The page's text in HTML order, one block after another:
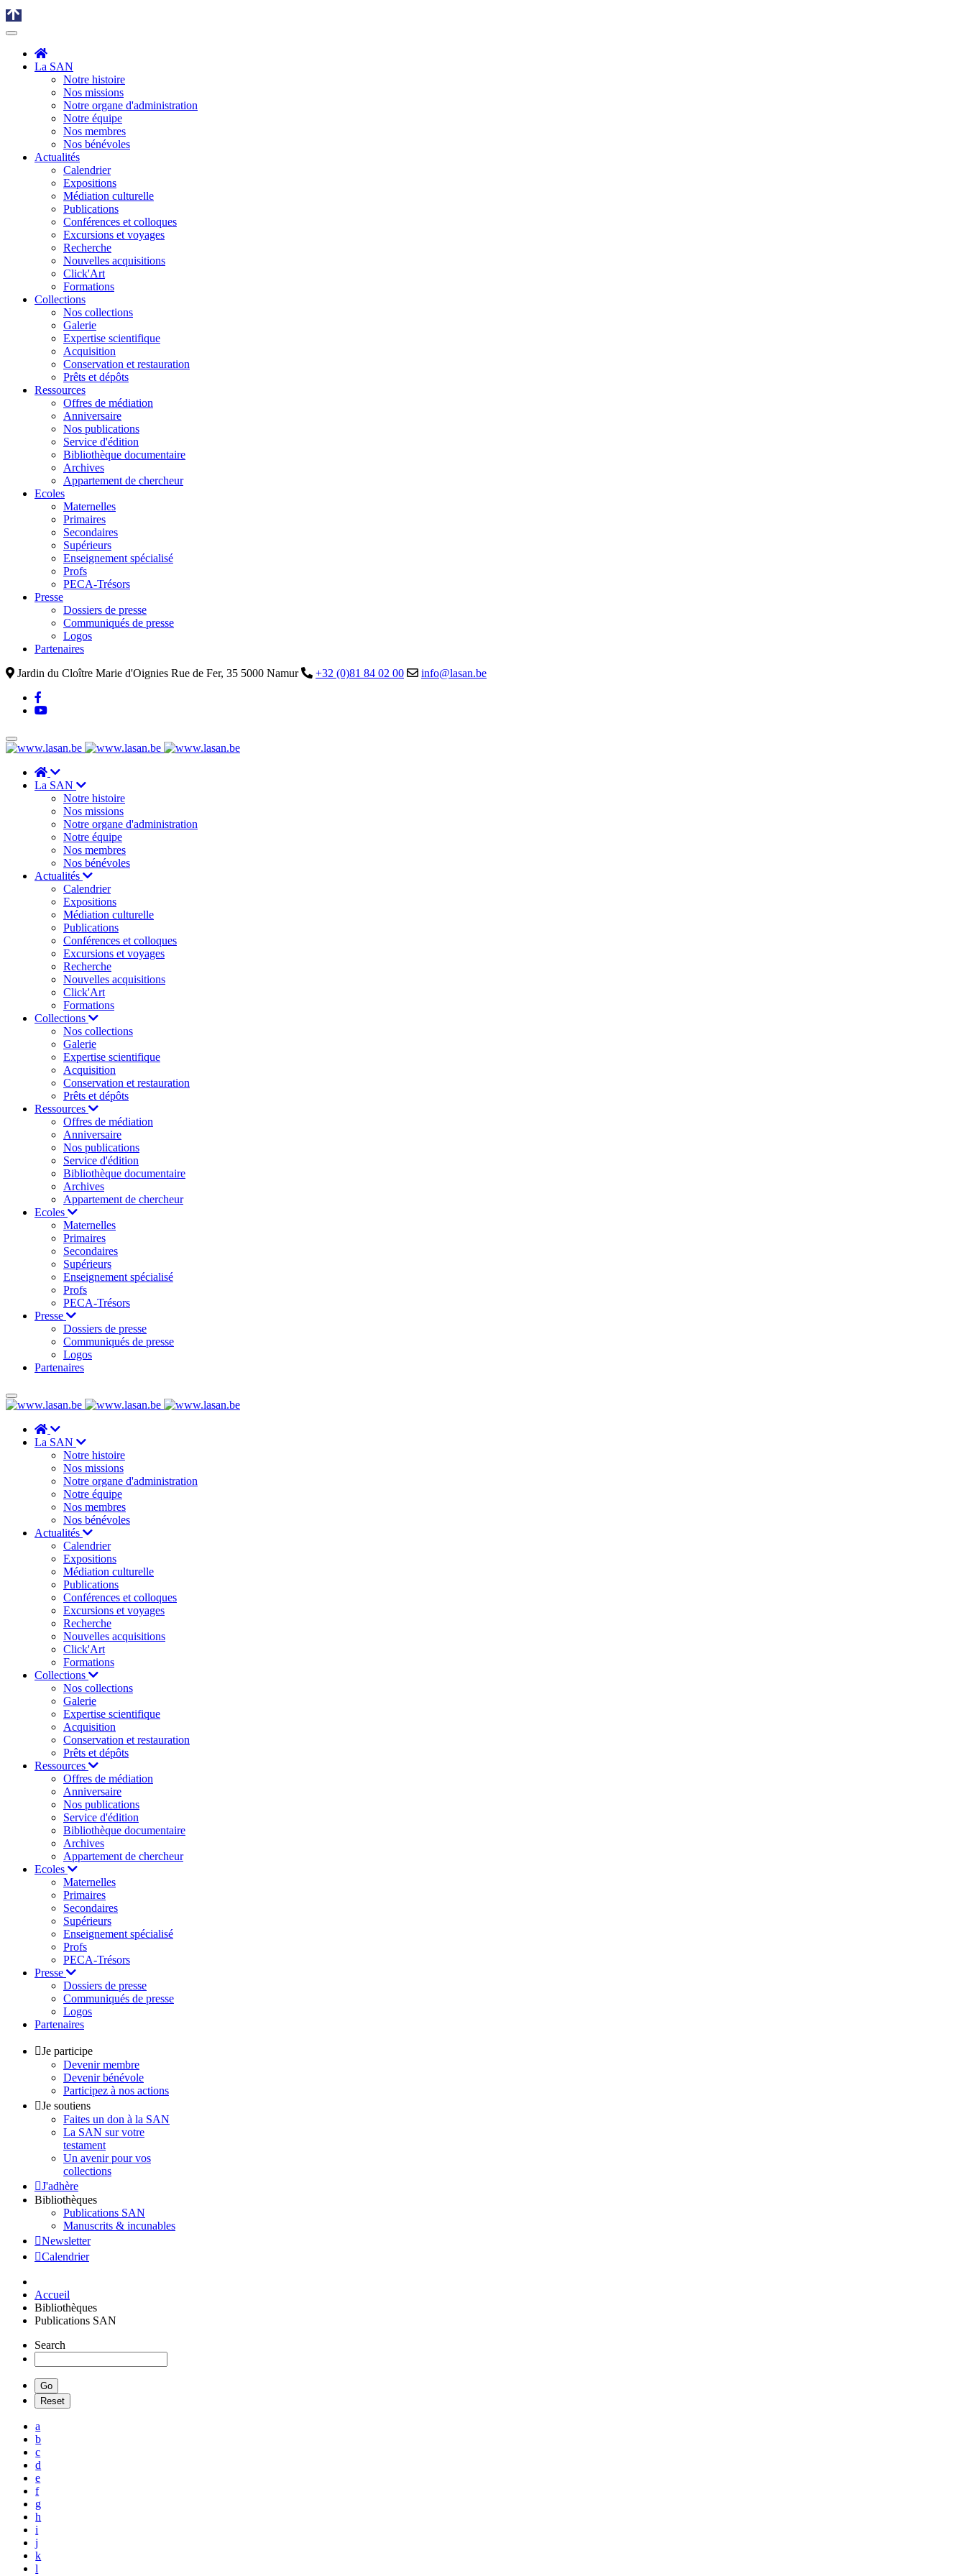
La SAN
Notre histoire
Nos missions
Notre organe d'administration
Notre équipe
Nos membres
Nos bénévoles
Actualités
Calendrier
Expositions
Médiation culturelle
Publications
Conférences et colloques
Excursions et voyages
Recherche
Nouvelles acquisitions
Click'Art
Formations
Collections
Nos collections
Galerie
Expertise scientifique
Acquisition
Conservation et restauration
Prêts et dépôts
Ressources
Offres de médiation
Anniversaire
Nos publications
Service d'édition
Bibliothèque documentaire
Archives
Appartement de chercheur
Ecoles
Maternelles
Primaires
Secondaires
Supérieurs
Enseignement spécialisé
Profs
PECA-Trésors
Presse
Dossiers de presse
Communiqués de presse
Logos
Partenaires
Jardin du Cloître Marie d'Oignies Rue de Fer, 35 5000 Namur
+32 (0)81 84 02 00 info@lasan.be
La SAN
Notre histoire
Nos missions
Notre organe d'administration
Notre équipe
Nos membres
Nos bénévoles
Actualités
Calendrier
Expositions
Médiation culturelle
Publications
Conférences et colloques
Excursions et voyages
Recherche
Nouvelles acquisitions
Click'Art
Formations
Collections
Nos collections
Galerie
Expertise scientifique
Acquisition
Conservation et restauration
Prêts et dépôts
Ressources
Offres de médiation
Anniversaire
Nos publications
Service d'édition
Bibliothèque documentaire
Archives
Appartement de chercheur
Ecoles
Maternelles
Primaires
Secondaires
Supérieurs
Enseignement spécialisé
Profs
PECA-Trésors
Presse
Dossiers de presse
Communiqués de presse
Logos
Partenaires
La SAN
Notre histoire
Nos missions
Notre organe d'administration
Notre équipe
Nos membres
Nos bénévoles
Actualités
Calendrier
Expositions
Médiation culturelle
Publications
Conférences et colloques
Excursions et voyages
Recherche
Nouvelles acquisitions
Click'Art
Formations
Collections
Nos collections
Galerie
Expertise scientifique
Acquisition
Conservation et restauration
Prêts et dépôts
Ressources
Offres de médiation
Anniversaire
Nos publications
Service d'édition
Bibliothèque documentaire
Archives
Appartement de chercheur
Ecoles
Maternelles
Primaires
Secondaires
Supérieurs
Enseignement spécialisé
Profs
PECA-Trésors
Presse
Dossiers de presse
Communiqués de presse
Logos
Partenaires
Je participe
Devenir membre
Devenir bénévole
Participez à nos actions
Je soutiens
Faites un don à la SAN
La SAN sur votre
testament
Un avenir pour vos
collections
J'adhère
Bibliothèques
Publications SAN
Manuscrits & incunables
Newsletter
Calendrier
Accueil
Bibliothèques
Publications SAN
Search
a
b
c
d
e
f
g
h
i
j
k
l